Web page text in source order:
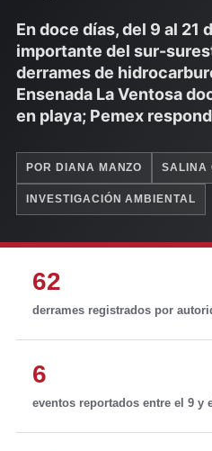
En doce días, del 9 al 21
importante del sur-
derrames de
Ensenada La Ventosa
en playa; Pemex
POR DIANA MANZO SALINA
INVESTIGACIÓN AMBIENTAL
62
derrames registrados por
6
eventos reportados entre el 9 y